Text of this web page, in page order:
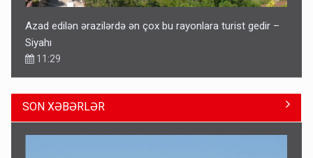
Azad edilən ərazilərdə ən çox bu rayonlara turist gedir –
Siyahı
11:29
SON XƏBƏRLƏR